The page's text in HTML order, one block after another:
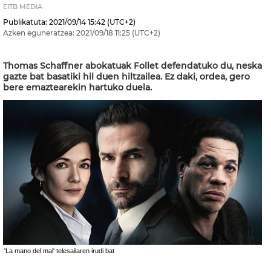
EITB MEDIA
Publikatuta: 2021/09/14 15:42 (UTC+2)
Azken eguneratzea: 2021/09/18 11:25 (UTC+2)
Thomas Schaffner abokatuak Follet defendatuko du, neska
gazte bat basatiki hil duen hiltzailea. Ez daki, ordea, gero
bere emaztearekin hartuko duela.
'La mano del mal' telesailaren irudi bat